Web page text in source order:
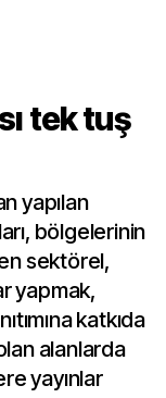
tek tuş
yapılan
bölgelerinin
sektörel,
yapmak,
katkıda
alanlarda
yayınlar